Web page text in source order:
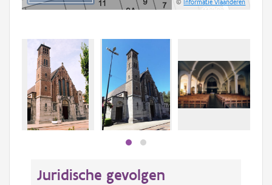
©Informatie Vlaanderen
Juridische gevolgen